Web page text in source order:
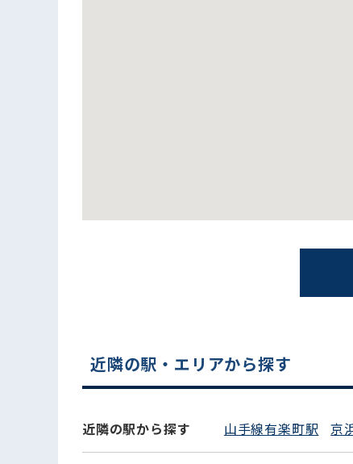
近隣の駅・エリアから探す
近隣の駅から探す 山手線有楽町駅 京